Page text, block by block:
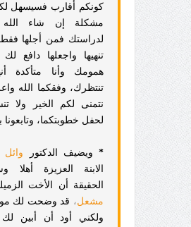
كونكم أقارب فسيسهل
مشكلة إن شاء الله
لدراستك فمن أجلها
تنهيها واجعلها دافع
همومك وأنا متأكدة
تنتظرك، وفقكما الله
نتمنى لكم الخير ولا
لحفل خطوبتكما، وتابعونا
* ويضيف الدكتور وائل
الابنة العزيزة أهلا
الحقيقة أن الأخت
مشعل، قد وضحت لك
ولكني أود أن أبين